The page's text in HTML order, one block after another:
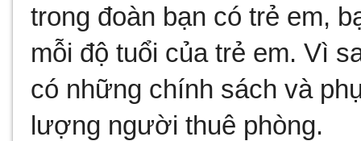
trong đoàn bạn có trẻ em,
mỗi độ tuổi của trẻ em. Vì
có những chính sách và
lượng người thuê phòng.